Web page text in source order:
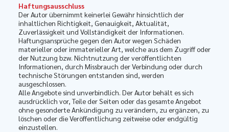
Haftungsausschluss
Der Autor übernimmt keinerlei Gewähr hinsichtlich der
inhaltlichen Richtigkeit, Genauigkeit, Aktualität,
Zuverlässigkeit und Vollständigkeit der Informationen.
Haftungsansprüche gegen den Autor wegen Schäden
materieller oder immaterieller Art, welche aus dem Zugriff oder
der Nutzung bzw. Nichtnutzung der veröffentlichten
Informationen, durch Missbrauch der Verbindung oder durch
technische Störungen entstanden sind, werden
ausgeschlossen.
Alle Angebote sind unverbindlich. Der Autor behält es sich
ausdrücklich vor, Teile der Seiten oder das gesamte Angebot
ohne gesonderte Ankündigung zu verändern, zu ergänzen, zu
löschen oder die Veröffentlichung zeitweise oder endgültig
einzustellen.